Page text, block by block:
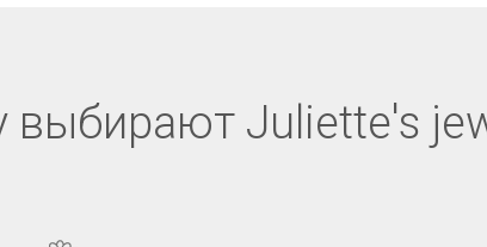
выбирают Juliette's